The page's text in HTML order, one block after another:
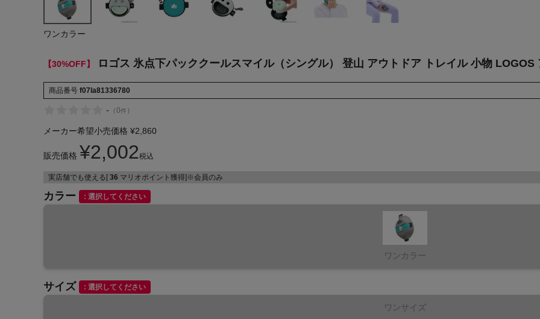
ヨガ
ワンカラー
【30%OFF】 ロゴス 氷点下パッククールスマイル（シングル） 登山 アウトドア トレイル 小物 LOGOS
商品番号 f07la81336780
- （0件 ）
メーカー希望小売価格 ¥2,860
販売価格 ¥2,002税込
実店舗でも使える[ 36 マリオポイント獲得]※会員のみ
カラー 選択してください
ワンカラー
サイズ 選択してください
ワンサイズ